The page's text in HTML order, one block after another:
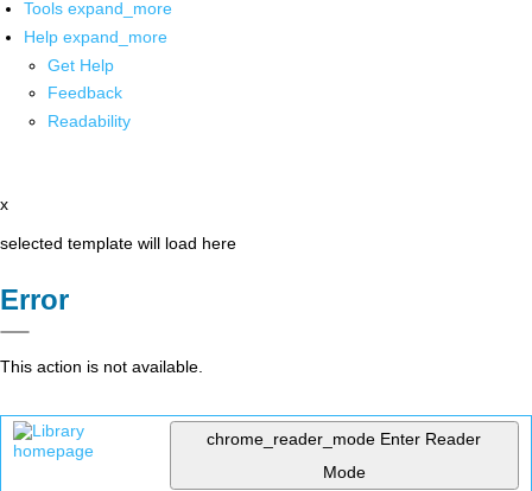
Tools expand_more
Help expand_more
Get Help
Feedback
Readability
x
selected template will load here
Error
This action is not available.
chrome_reader_mode Enter Reader
Mode